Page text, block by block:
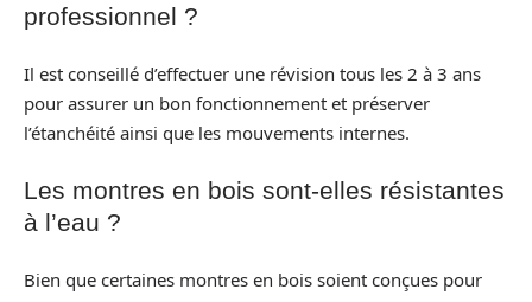
professionnel ?
Il est conseillé d’effectuer une révision tous les 2 à 3 ans
pour assurer un bon fonctionnement et préserver
l’étanchéité ainsi que les mouvements internes.
Les montres en bois sont-elles résistantes
à l’eau ?
Bien que certaines montres en bois soient conçues pour